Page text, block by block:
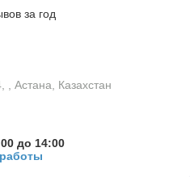
за год
, Астана, Казахстан
до 14:00